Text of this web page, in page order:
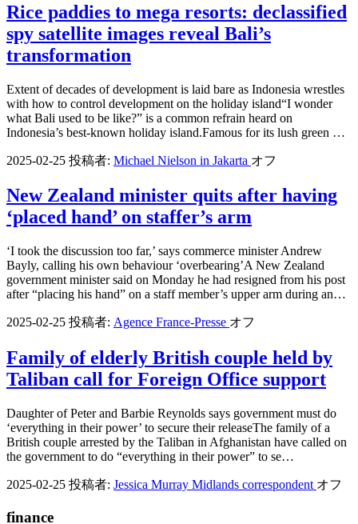
Rice paddies to mega resorts: declassified
spy satellite images reveal Bali’s
transformation
Extent of decades of development is laid bare as Indonesia wrestles
with how to control development on the holiday island“I wonder
what Bali used to be like?” is a common refrain heard on
Indonesia’s best-known holiday island.Famous for its lush green …
2025-02-25 投稿者: Michael Nielson in Jakarta オフ
New Zealand minister quits after having
‘placed hand’ on staffer’s arm
‘I took the discussion too far,’ says commerce minister Andrew
Bayly, calling his own behaviour ‘overbearing’A New Zealand
government minister said on Monday he had resigned from his post
after “placing his hand” on a staff member’s upper arm during an…
2025-02-25 投稿者: Agence France-Presse オフ
Family of elderly British couple held by
Taliban call for Foreign Office support
Daughter of Peter and Barbie Reynolds says government must do
‘everything in their power’ to secure their releaseThe family of a
British couple arrested by the Taliban in Afghanistan have called on
the government to do “everything in their power” to se…
2025-02-25 投稿者: Jessica Murray Midlands correspondent オフ
finance